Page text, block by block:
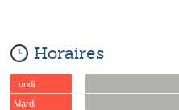
Horaires
Lundi
Mardi